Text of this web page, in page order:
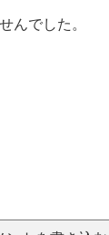
んでした。